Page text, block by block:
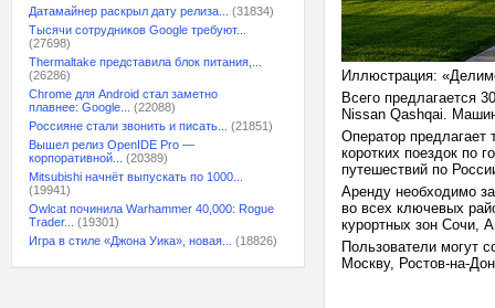
Датамайнер раскрыл дату релиза...
(31834)
Тысячи сотрудников Google требуют...
(27698)
Thermaltake представила блок питания,...
(26286)
Chrome для Android стал заметно
плавнее: Google...
(22088)
Россияне стали звонить и писать...
(21851)
Вышел релиз OpenIDE Pro —
корпоративной...
(20389)
Mitsubishi начнёт выпускать по 1000...
(19941)
Owlcat починила Warhammer 40,000: Rogue
Trader...
(19301)
Игра в стиле «Джона Уика», новая...
(18826)
Иллюстрация:
Всего предлагается
Nissan Qashqai.
Оператор
коротких поездок по
путешествий по
Аренду необходимо
во всех ключевых
курортных зон Сочи,
Пользователи могут
Москву, Ростов-на-